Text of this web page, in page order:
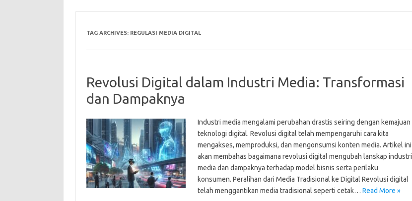
TAG ARCHIVES: REGULASI MEDIA DIGITAL
Revolusi Digital dalam Industri Media: Transformasi
dan Dampaknya
Industri media mengalami perubahan drastis seiring dengan kemajuan
teknologi digital. Revolusi digital telah mempengaruhi cara kita
mengakses, memproduksi, dan mengonsumsi konten media. Artikel ini
akan membahas bagaimana revolusi digital mengubah lanskap industri
media dan dampaknya terhadap model bisnis serta perilaku
konsumen. Peralihan dari Media Tradisional ke Digital Revolusi digital
telah menggantikan media tradisional seperti cetak… Read More »